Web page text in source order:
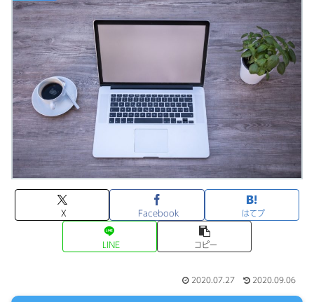
X Facebook はてブ
LINE コピー
2020.07.27 2020.09.06